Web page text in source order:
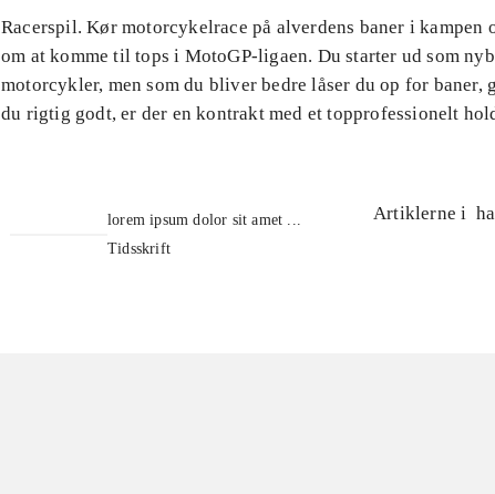
Racerspil. Kør motorcykelrace på alverdens baner i kampen
om at komme til tops i MotoGP-ligaen. Du starter ud som
motorcykler, men som du bliver bedre låser du op for baner,
du rigtig godt, er der en kontrakt med et topprofessionelt
lorem ipsum dolor sit amet ...
Tidsskrift
Artiklerne i